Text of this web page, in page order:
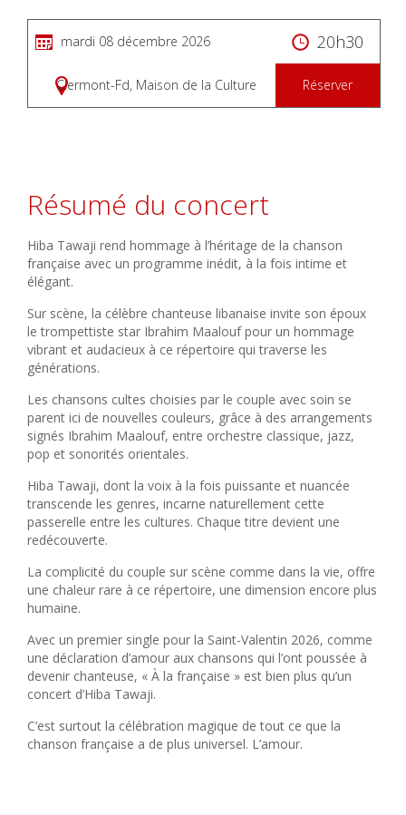
mardi 08 décembre 2026 20h30
Réserver
Clermont-Fd, Maison de la Culture
Résumé du concert
Hiba Tawaji rend hommage à l’héritage de la chanson
française avec un programme inédit, à la fois intime et
élégant.
Sur scène, la célèbre chanteuse libanaise invite son époux
le trompettiste star Ibrahim Maalouf pour un hommage
vibrant et audacieux à ce répertoire qui traverse les
générations.
Les chansons cultes choisies par le couple avec soin se
parent ici de nouvelles couleurs, grâce à des arrangements
signés Ibrahim Maalouf, entre orchestre classique, jazz,
pop et sonorités orientales.
Hiba Tawaji, dont la voix à la fois puissante et nuancée
transcende les genres, incarne naturellement cette
passerelle entre les cultures. Chaque titre devient une
redécouverte.
La complicité du couple sur scène comme dans la vie, offre
une chaleur rare à ce répertoire, une dimension encore plus
humaine.
Avec un premier single pour la Saint-Valentin 2026, comme
une déclaration d’amour aux chansons qui l’ont poussée à
devenir chanteuse, « À la française » est bien plus qu’un
concert d’Hiba Tawaji.
C’est surtout la célébration magique de tout ce que la
chanson française a de plus universel. L’amour.